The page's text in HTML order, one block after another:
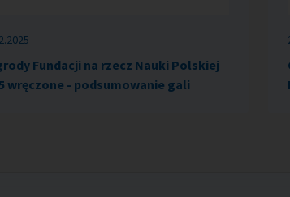
Fundacji na rzecz Nauki Polskiej
wręczone - podsumowanie gali